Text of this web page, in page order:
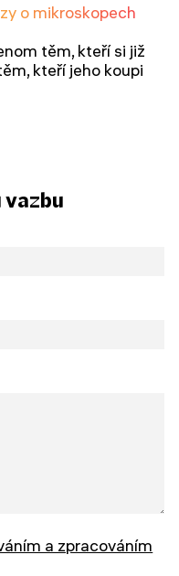
o mikroskopech
těm, kteří si již
kteří jeho koupi
vazbu
a zpracováním